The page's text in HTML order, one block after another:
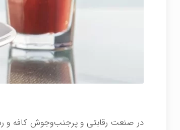
در صنعت رقابتی و پرجنب‌وجوش کافه و